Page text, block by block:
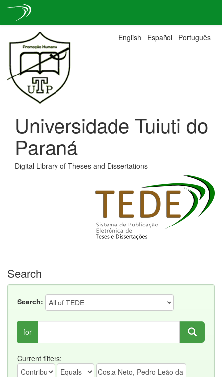
navigation
English Español Português
Universidade Tuiuti do
Paraná
Digital Library of Theses and Dissertations
Search
Search:
for
Current filters: